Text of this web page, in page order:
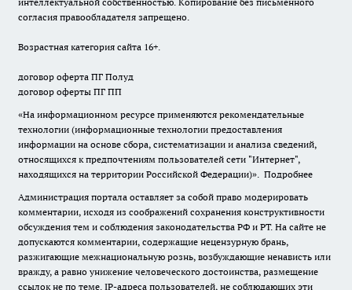
согласия правообладателя запрещено.
Возрастная категория сайта 16+.
договор оферта ПГ Полуд
договор оферты ПГ ПП
«На информационном ресурсе применяются рекомендательные
технологии (информационные технологии предоставления
информации на основе сбора, систематизации и анализа сведений,
относящихся к предпочтениям пользователей сети "Интернет",
находящихся на территории Российской Федерации)». Подробнее
Администрация портала оставляет за собой право модерировать
комментарии, исходя из соображений сохранения конструктивности
обсуждения тем и соблюдения законодательства РФ и РТ. На сайте не
допускаются комментарии, содержащие нецензурную брань,
разжигающие межнациональную рознь, возбуждающие ненависть или
вражду, а равно унижение человеческого достоинства, размещение
ссылок не по теме. IP-адреса пользователей, не соблюдающих эти